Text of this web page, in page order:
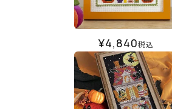
¥4,840税込